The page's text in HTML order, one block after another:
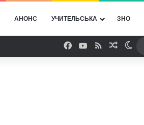
АНОНС УЧИТЕЛЬСЬКА ЗНО
Facebook
YouTube
RSS